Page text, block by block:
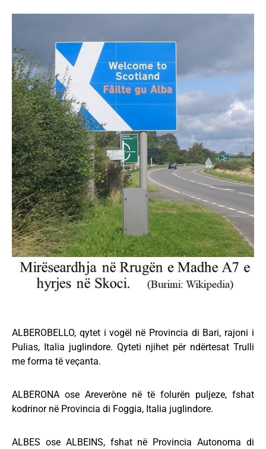
ALBEROBELLO, qytet i vogël në Provincia di Bari, rajoni i
Pulias, Italia juglindore. Qyteti njihet për ndërtesat Trulli
me forma të veçanta.
ALBERONA ose Areveròne në të folurën puljeze, fshat
kodrinor në Provincia di Foggia, Italia juglindore.
ALBES ose ALBEINS, fshat në Provincia Autonoma di